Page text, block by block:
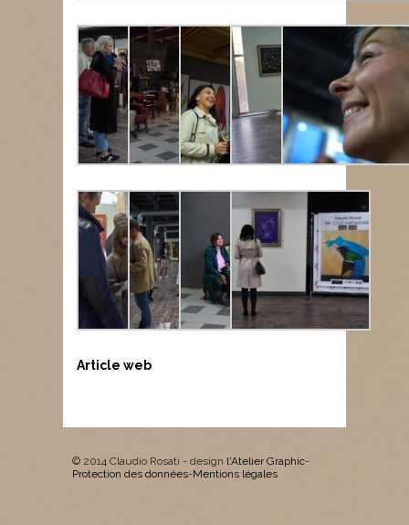
Article web
© 2014 Claudio Rosati - design l'Atelier Graphic-
Protection des données-Mentions légales